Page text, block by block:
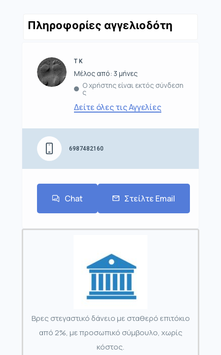
Πληροφορίες αγγελιοδότη
T K
Μέλος από: 3 μήνες
Ο χρήστης είναι εκτός σύνδεση
ς
Δείτε όλες τις Αγγελίες
6987482160
Chat Στείλτε Email
Βρες στεγαστικό δάνειο με σταθερό επιτόκιο
από 2%, με προσωπικό σύμβουλο, χωρίς
κόστος.